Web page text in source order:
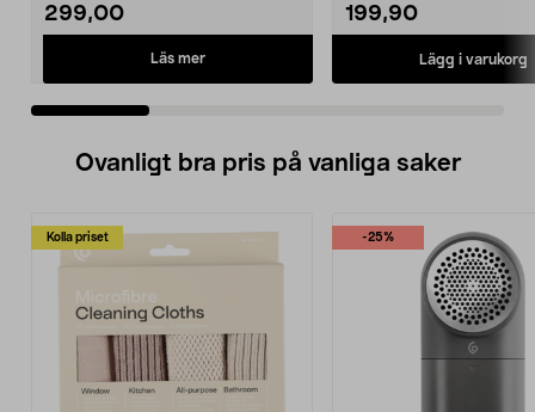
299,00
Läs mer
199,90
Lägg i varukorg
Ovanligt bra pris på vanliga saker
Kolla priset -25%